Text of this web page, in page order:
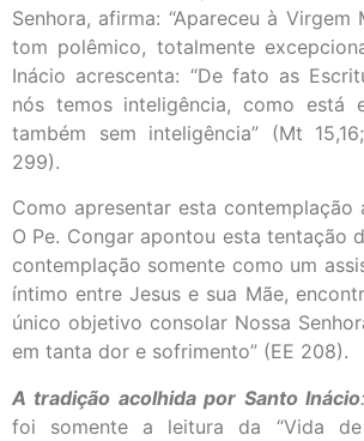
Senhora, afirma: “Apareceu à Virgem
tom polêmico, totalmente
Inácio acrescenta: “De fato as
nós temos inteligência, como está
também sem inteligência” (Mt
299).
Como apresentar esta contemplação
O Pe. Congar apontou esta tentação
contemplação somente como um
íntimo entre Jesus e sua Mãe,
único objetivo consolar Nossa
em tanta dor e sofrimento” (EE 208).
A tradição acolhida por Santo Inácio:
foi somente a leitura da “Vida